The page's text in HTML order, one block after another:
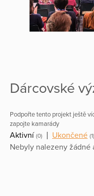
Dárcovské
Podpořte tento projekt ještě
zapojte kamarády
Aktivní (0) | Ukončené (1)
Nebyly nalezeny žádné